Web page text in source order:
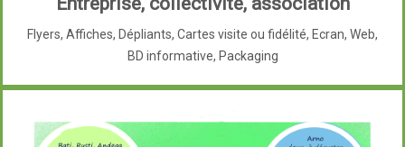
Flyers, Affiches, Dépliants, Cartes visite ou fidélité, Ecran, Web,
BD informative, Packaging